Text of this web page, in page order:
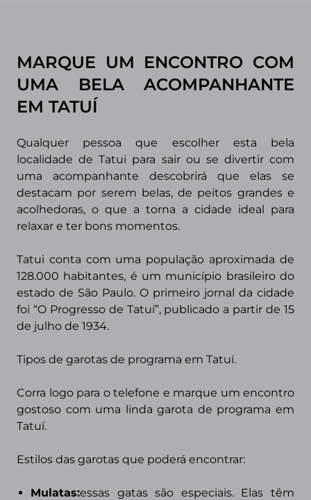
MARQUE UM ENCONTRO COM
UMA BELA ACOMPANHANTE
EM TATUÍ
Qualquer pessoa que escolher esta bela
localidade de Tatui para sair ou se divertir com
uma acompanhante descobrirá que elas se
destacam por serem belas, de peitos grandes e
acolhedoras, o que a torna a cidade ideal para
relaxar e ter bons momentos.
Tatui conta com uma população aproximada de
128.000 habitantes, é um município brasileiro do
estado de São Paulo. O primeiro jornal da cidade
foi “O Progresso de Tatuí”, publicado a partir de 15
de julho de 1934.
Tipos de garotas de programa em Tatuí.
Corra logo para o telefone e marque um encontro
gostoso com uma linda garota de programa em
Tatuí.
Estilos das garotas que poderá encontrar:
Mulatas:essas gatas são especiais. Elas têm